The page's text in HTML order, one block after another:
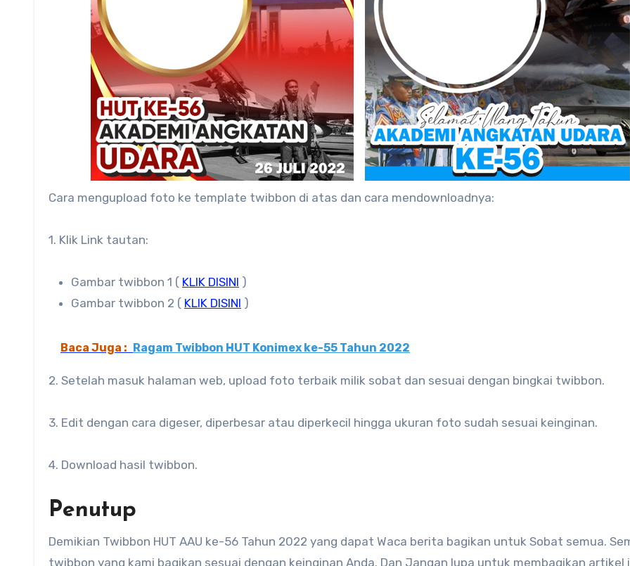
Cara mengupload foto ke template twibbon di atas dan cara mendownloadnya:
1. Klik Link tautan:
Gambar twibbon 1 ( KLIK DISINI )
Gambar twibbon 2 ( KLIK DISINI )
Baca Juga : Ragam Twibbon HUT Konimex ke-55 Tahun 2022
2. Setelah masuk halaman web, upload foto terbaik milik sobat dan sesuai dengan bingkai twibbon.
3. Edit dengan cara digeser, diperbesar atau diperkecil hingga ukuran foto sudah sesuai keinginan.
4. Download hasil twibbon.
Penutup
Demikian Twibbon HUT AAU ke-56 Tahun 2022 yang dapat Waca berita bagikan untuk Sobat semua.
twibbon yang kami bagikan sesuai dengan keinginan Anda. Dan Jangan lupa untuk membagikan artikel